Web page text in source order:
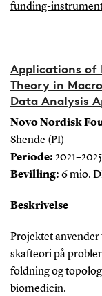
funding-
Applications of
Theory in
Data Analysis
Novo Nordisk
Shende (PI)
Periode: 2021–2025
Bevilling: 6 mio.
Beskrivelse
Projektet
skafteori på
foldning og
biomedicin.